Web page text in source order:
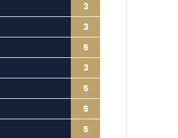
3
3
5
3
5
5
5